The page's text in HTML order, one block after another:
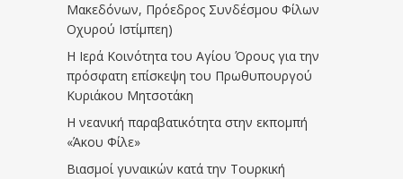
Μακεδόνων, Πρόεδρος Συνδέσμου Φίλων
Οχυρού Ιστίμπεη)
Η Ιερά Κοινότητα του Αγίου Όρους για την
πρόσφατη επίσκεψη του Πρωθυπουργού
Κυριάκου Μητσοτάκη
Η νεανική παραβατικότητα στην εκπομπή
«Άκου Φίλε»
Βιασμοί γυναικών κατά την Τουρκική